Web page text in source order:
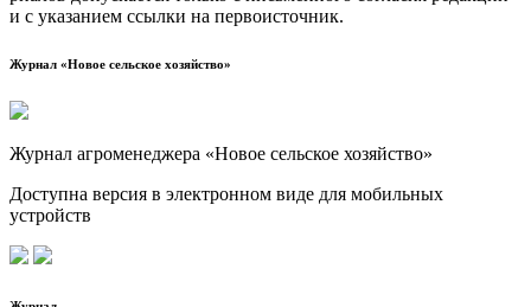
и с ука­за­ни­ем ссыл­ки на первоисточник.
Журнал «Новое сельское хозяйство»
Журнал агроменеджера «Новое сельское хозяйство»
Доступна версия в электронном виде для мобильных
устройств